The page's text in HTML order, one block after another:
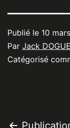
Publié le 10
Par Jack
Catégorisé